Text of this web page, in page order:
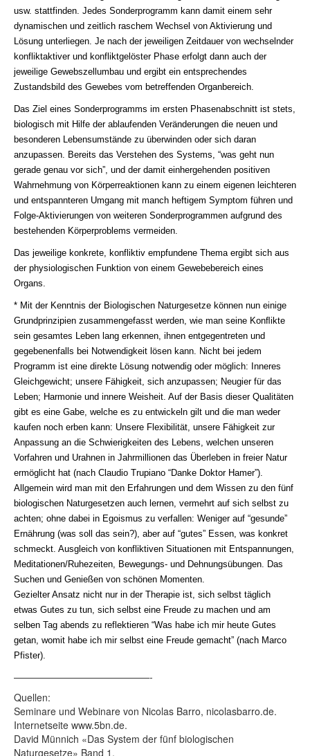
usw. stattfinden. Jedes Sonderprogramm kann damit einem sehr
dynamischen und zeitlich raschem Wechsel von Aktivierung und
Lösung unterliegen. Je nach der jeweiligen Zeitdauer von wechselnder
konfliktaktiver und konfliktgelöster Phase erfolgt dann auch der
jeweilige Gewebszellumbau und ergibt ein entsprechendes
Zustandsbild des Gewebes vom betreffenden Organbereich.
Das Ziel eines Sonderprogramms im ersten Phasenabschnitt ist stets,
biologisch mit Hilfe der ablaufenden Veränderungen die neuen und
besonderen Lebensumstände zu überwinden oder sich daran
anzupassen. Bereits das Verstehen des Systems, “was geht nun
gerade genau vor sich”, und der damit einhergehenden positiven
Wahrnehmung von Körperreaktionen kann zu einem eigenen leichteren
und entspannteren Umgang mit manch heftigem Symptom führen und
Folge-Aktivierungen von weiteren Sonderprogrammen aufgrund des
bestehenden Körperproblems vermeiden.
Das jeweilige konkrete, konfliktiv empfundene Thema ergibt sich aus
der physiologischen Funktion von einem Gewebebereich eines
Organs.
* Mit der Kenntnis der Biologischen Naturgesetze können nun einige
Grundprinzipien zusammengefasst werden, wie man seine Konﬂikte
sein gesamtes Leben lang erkennen, ihnen entgegentreten und
gegebenenfalls bei Notwendigkeit lösen kann. Nicht bei jedem
Programm ist eine direkte Lösung notwendig oder möglich: Inneres
Gleichgewicht; unsere Fähigkeit, sich anzupassen; Neugier für das
Leben; Harmonie und innere Weisheit. Auf der Basis dieser Qualitäten
gibt es eine Gabe, welche es zu entwickeln gilt und die man weder
kaufen noch erben kann: Unsere Flexibilität, unsere Fähigkeit zur
Anpassung an die Schwierigkeiten des Lebens, welchen unseren
Vorfahren und Urahnen in Jahrmillionen das Überleben in freier Natur
ermöglicht hat (nach Claudio Trupiano “Danke Doktor Hamer”).
Allgemein wird man mit den Erfahrungen und dem Wissen zu den fünf
biologischen Naturgesetzen auch lernen, vermehrt auf sich selbst zu
achten; ohne dabei in Egoismus zu verfallen: Weniger auf “gesunde”
Ernährung (was soll das sein?), aber auf “gutes” Essen, was konkret
schmeckt. Ausgleich von konfliktiven Situationen mit Entspannungen,
Meditationen/Ruhezeiten, Bewegungs- und Dehnungsübungen. Das
Suchen und Genießen von schönen Momenten.
Gezielter Ansatz nicht nur in der Therapie ist, sich selbst täglich
etwas Gutes zu tun, sich selbst eine Freude zu machen und am
selben Tag abends zu reflektieren “Was habe ich mir heute Gutes
getan, womit habe ich mir selbst eine Freude gemacht” (nach Marco
Pfister).
——————————————-
Quellen:
Seminare und Webinare von Nicolas Barro, nicolasbarro.de.
Internetseite www.5bn.de.
David Münnich «Das System der fünf biologischen
Naturgesetze» Band 1.